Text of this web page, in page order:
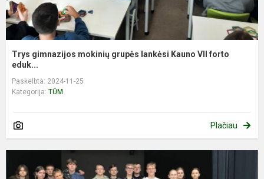
Trys gimnazijos mokinių grupės lankėsi Kauno VII forto
eduk...
Paskelbta: 2024-11-25
Kategorija: TŪM
Plačiau